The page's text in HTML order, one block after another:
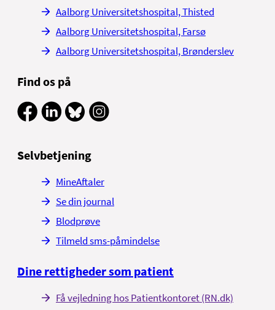
Aalborg Universitetshospital, Thisted
Aalborg Universitetshospital, Farsø
Aalborg Universitetshospital, Brønderslev
Find os på
Selvbetjening
MineAftaler
Se din journal
Blodprøve
Tilmeld sms-påmindelse
Dine rettigheder som patient
Få vejledning hos Patientkontoret (RN.dk)